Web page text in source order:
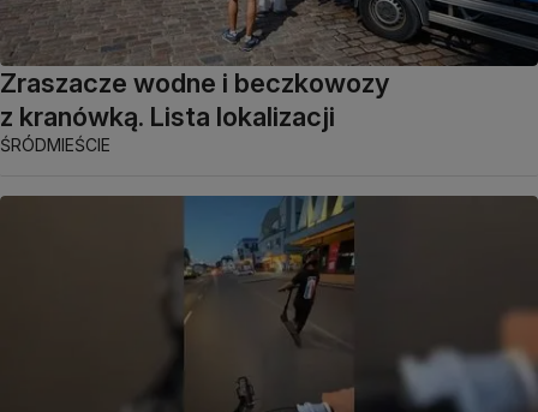
Zraszacze wodne i beczkowozy
z kranówką. Lista lokalizacji
ŚRÓDMIEŚCIE